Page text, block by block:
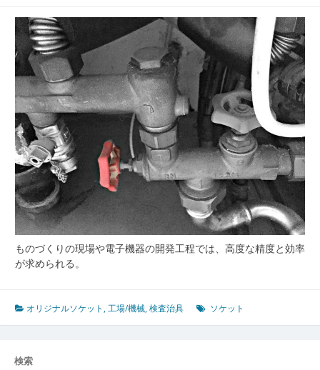
ものづくりの現場や電子機器の開発工程では、高度な精度と効率
が求められる。
オリジナルソケット ,工場/機械,検査治具 ソケット
検索